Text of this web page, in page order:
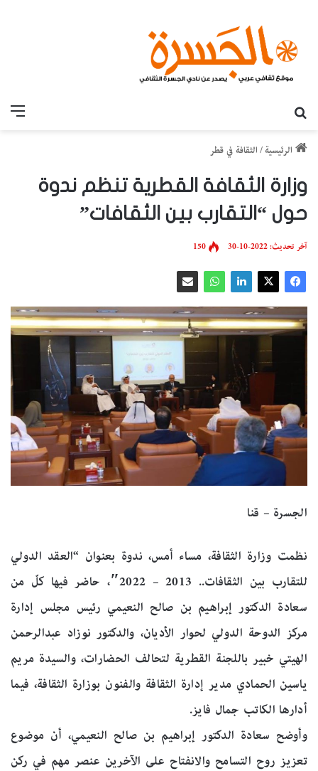
الرئيسية / الثقافة في قطر
وزارة الثقافة القطرية تنظم ندوة
حول “التقارب بين الثقافات”
آخر تحديث: 2022-10-30 150
الجسرة – قنا
نظمت وزارة الثقافة، مساء أمس، ندوة بعنوان “العقد الدولي
للتقارب بين الثقافات.. 2013 – 2022″، حاضر فيها كلّ من
سعادة الدكتور إبراهيم بن صالح النعيمي رئيس مجلس إدارة
مركز الدوحة الدولي لحوار الأديان، والدكتور نوزاد عبدالرحمن
الهيتي خبير باللجنة القطرية لتحالف الحضارات، والسيدة مريم
ياسين الحمادي مدير إدارة الثقافة والفنون بوزارة الثقافة، فيما
أدارها الكاتب جمال فايز.
وأوضح سعادة الدكتور إبراهيم بن صالح النعيمي، أن موضوع
تعزيز روح التسامح والانفتاح على الآخرين عنصر مهم في ركن